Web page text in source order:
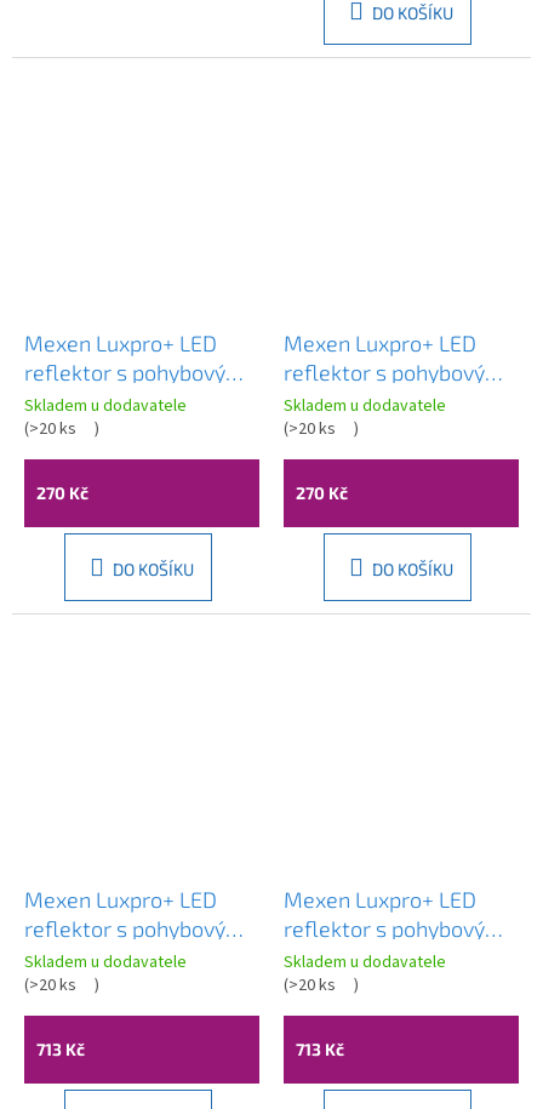
DO KOŠÍKU
Mexen Luxpro+ LED
reflektor s pohybovým
senzorem, 20W,
neutrální - 4000K, 2200
lm, černá - L236-020-
40-70
Skladem u dodavatele
(>20 ks )
270 Kč
DO KOŠÍKU
Mexen Luxpro+ LED
reflektor s pohybovým
senzorem, 20W,
neutrální - 4000K, 2200
lm, bílá - L236-020-40-
20
Skladem u dodavatele
(>20 ks )
270 Kč
DO KOŠÍKU
Mexen Luxpro+ LED
reflektor s pohybovým
senzorem, 150W,
studená - 6500K, 16500
lm, černá - L236-150-
65-70
Skladem u dodavatele
(>20 ks )
713 Kč
Mexen Luxpro+ LED
reflektor s pohybovým
senzorem, 150W,
neutrální - 4000K,
16500 lm, černá - L236-
150-40-70
Skladem u dodavatele
(>20 ks )
713 Kč